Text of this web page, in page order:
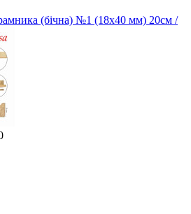
(бічна) №1 (18х40 мм) 20см /